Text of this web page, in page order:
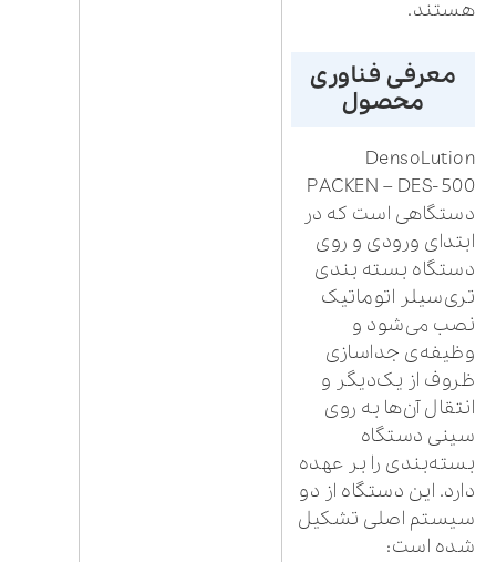
هستند.
معرفی فناوری
محصول
DensoLution
PACKEN – DES-500
دستگاهی است که در
ابتدای ورودی و روی
دستگاه بسته بندی
تری‌سیلر اتوماتیک
نصب می‌شود و
وظیفه‌ی جداسازی
ظروف از یک‌دیگر و
انتقال آن‌ها به روی
سینی دستگاه
بسته‌بندی را بر عهده
دارد. این دستگاه از دو
سیستم اصلی تشکیل
شده است: